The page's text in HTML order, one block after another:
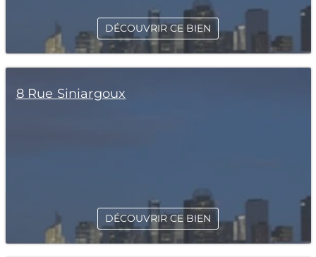
DÉCOUVRIR CE BIEN
8 Rue Siniargoux
DÉCOUVRIR CE BIEN